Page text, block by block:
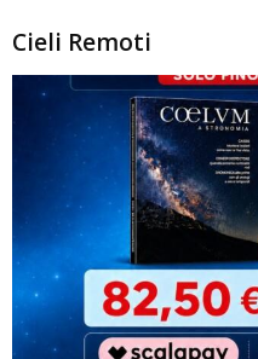
Cieli Remoti